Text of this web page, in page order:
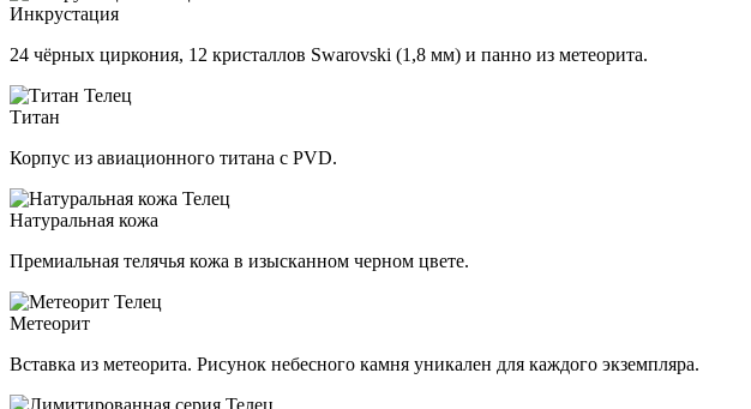
Инкрустация
24 чёрных циркония, 12 кристаллов Swarovski (1,8 мм) и панно из метеорита.
Титан
Корпус из авиационного титана с PVD.
Натуральная кожа
Премиальная телячья кожа в изысканном черном цвете.
Метеорит
Вставка из метеорита. Рисунок небесного камня уникален для каждого экземпляра.